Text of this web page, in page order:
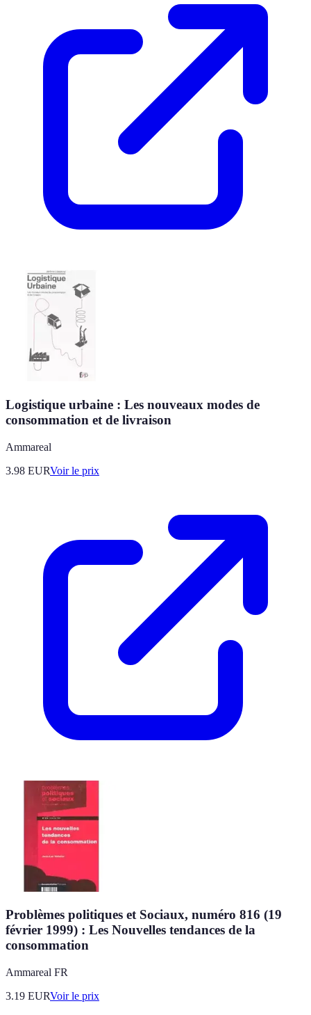
Logistique urbaine : Les nouveaux modes de
consommation et de livraison
Ammareal
3.98 EURVoir le prix
Problèmes politiques et Sociaux, numéro 816 (19
février 1999) : Les Nouvelles tendances de la
consommation
Ammareal FR
3.19 EURVoir le prix